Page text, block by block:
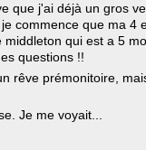
que j'ai déjà un gros
commence que ma 4
middleton qui est a 5
questions !!
rêve prémonitoire,
Je me voyait...